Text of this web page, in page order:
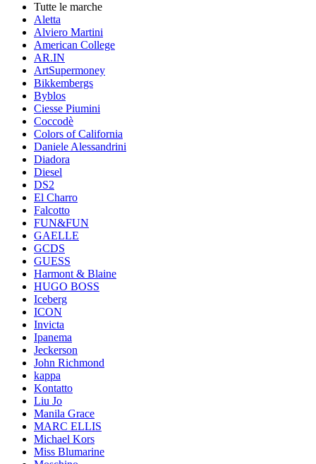
Tutte le marche
Aletta
Alviero Martini
American College
AR.IN
ArtSupermoney
Bikkembergs
Byblos
Ciesse Piumini
Coccodè
Colors of California
Daniele Alessandrini
Diadora
Diesel
DS2
El Charro
Falcotto
FUN&FUN
GAELLE
GCDS
GUESS
Harmont & Blaine
HUGO BOSS
Iceberg
ICON
Invicta
Ipanema
Jeckerson
John Richmond
kappa
Kontatto
Liu Jo
Manila Grace
MARC ELLIS
Michael Kors
Miss Blumarine